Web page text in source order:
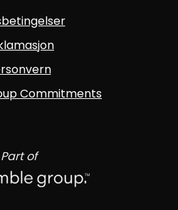
Commitments
Part of